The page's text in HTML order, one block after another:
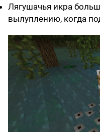
Лягушачья икра
вылуплению, когда